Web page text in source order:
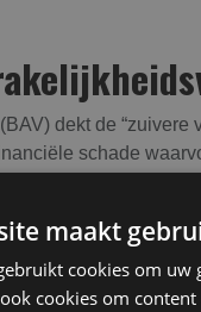
dekt de
schade
maakt
cookies om
cookies om